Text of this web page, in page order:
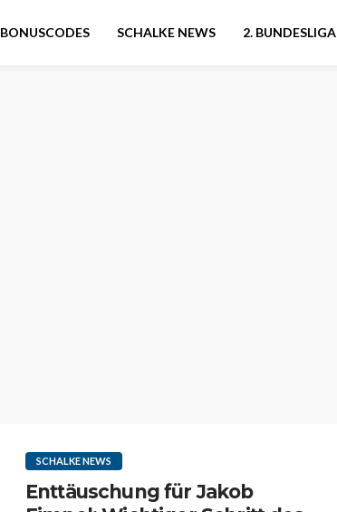
BONUSCODES SCHALKE NEWS 2. BUNDESLIGA
SCHALKE NEWS
Enttäuschung für Jakob